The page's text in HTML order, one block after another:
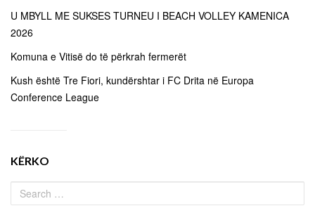
U MBYLL ME SUKSES TURNEU I BEACH VOLLEY KAMENICA
2026
Komuna e Vitisë do të përkrah fermerët
Kush është Tre Fiori, kundërshtar i FC Drita në Europa
Conference League
KËRKO